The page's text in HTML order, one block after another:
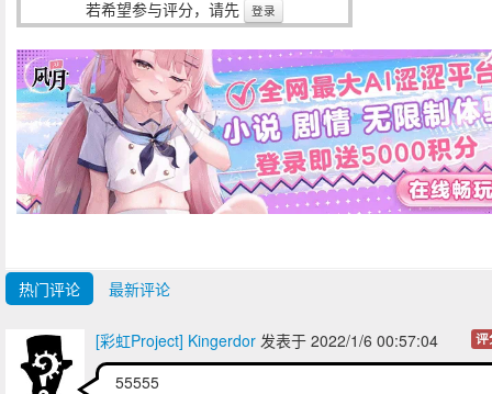
若希望参与评分，请先
登录
热门评论 最新评论
[彩虹Project] Kingerdor 发表于 2022/1/6 00:57:04 评
55555